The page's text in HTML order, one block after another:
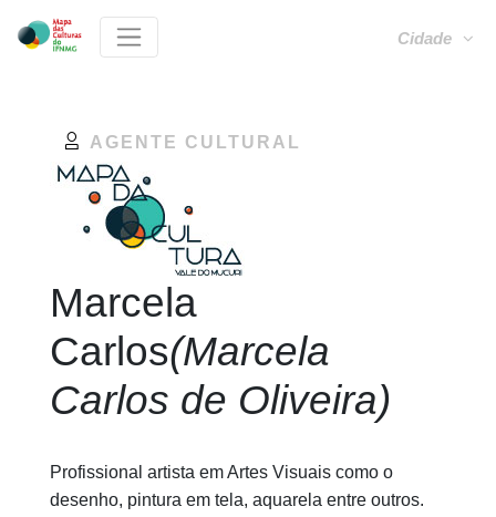
Cidade
AGENTE CULTURAL
Marcela
Carlos(Marcela
Carlos de Oliveira)
Profissional artista em Artes Visuais como o
desenho, pintura em tela, aquarela entre outros.